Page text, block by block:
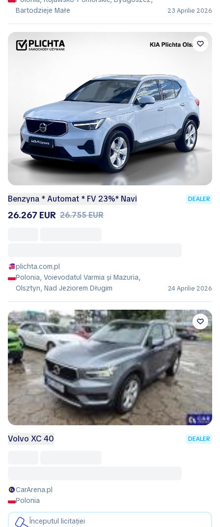
Bartodzieje Małe
23 Aprilie 2026
Benzyna * Automat * FV 23%* Navi DEALER
26.267 EUR 26.755 EUR
plichta.com.pl
Polonia, Voievodatul Varmia și Mazuria,
Olsztyn, Nad Jeziorem Długim
24 Aprilie 2026
Volvo XC 40 DEALER
CarArena.pl
Polonia
Începutul licitației